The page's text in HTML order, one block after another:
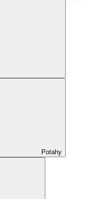
Potahy